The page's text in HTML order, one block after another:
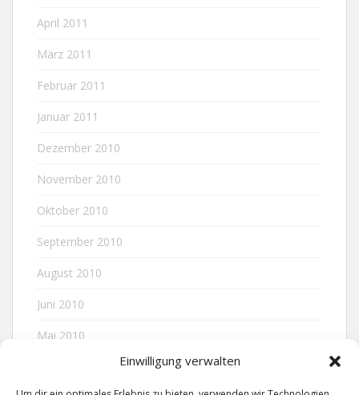
Einwilligung verwalten
April 2011
März 2011
Februar 2011
Januar 2011
Dezember 2010
November 2010
Oktober 2010
September 2010
August 2010
Juni 2010
Mai 2010